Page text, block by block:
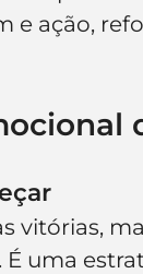
e ação,
vitórias,
uma